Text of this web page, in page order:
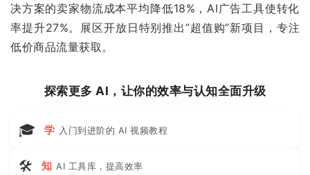
决方案的卖家物流成本平均降低18%，AI广告工具使转化
率提升27%。展区开放日特别推出”超值购”新项目，专注
低价商品流量获取。
探索更多 AI，让你的效率与认知全面升级
🎓 学 入门到进阶的 AI 视频教程
🛠 知 AI 工具库，提高效率